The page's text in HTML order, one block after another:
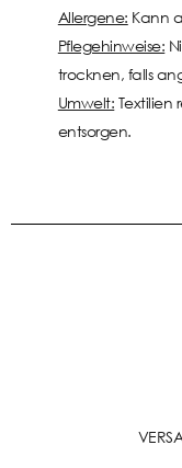
Allergene: Kann
Pflegehinweise:
trocknen, falls
Umwelt: Textilien
entsorgen.